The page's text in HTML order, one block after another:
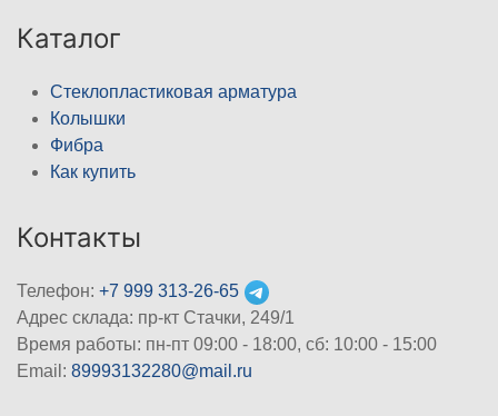
Каталог
Стеклопластиковая арматура
Колышки
Фибра
Как купить
Контакты
Телефон: +7 999 313-26-65
Адрес склада: пр-кт Стачки, 249/1
Время работы: пн-пт 09:00 - 18:00, cб: 10:00 - 15:00
Email: 89993132280@mail.ru